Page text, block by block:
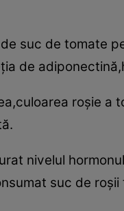
suc de tomate
de
roşie
nivelul
suc de